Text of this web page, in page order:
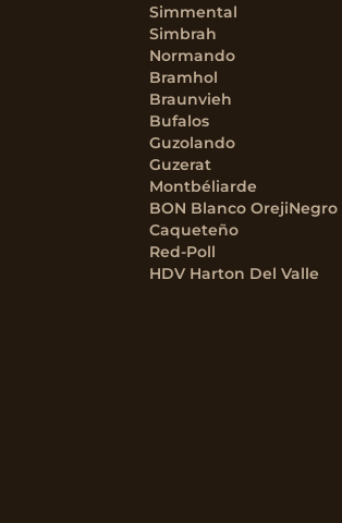
Simmental
Simbrah
Normando
Bramhol
Braunvieh
Bufalos
Guzolando
Guzerat
Montbéliarde
BON Blanco OrejiNegro
Caqueteño
Red-Poll
HDV Harton Del Valle